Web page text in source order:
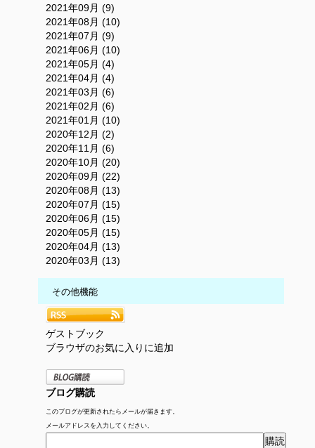
2021年09月 (9)
2021年08月 (10)
2021年07月 (9)
2021年06月 (10)
2021年05月 (4)
2021年04月 (4)
2021年03月 (6)
2021年02月 (6)
2021年01月 (10)
2020年12月 (2)
2020年11月 (6)
2020年10月 (20)
2020年09月 (22)
2020年08月 (13)
2020年07月 (15)
2020年06月 (15)
2020年05月 (15)
2020年04月 (13)
2020年03月 (13)
その他機能
ゲストブック
ブラウザのお気に入りに追加
ブログ購読
このブログが更新されたらメールが届きます。
メールアドレスを入力してください。